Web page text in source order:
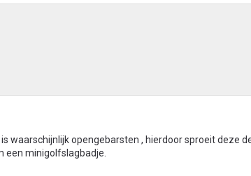
waarschijnlijk opengebarsten , hierdoor sproeit deze
een minigolfslagbadje.